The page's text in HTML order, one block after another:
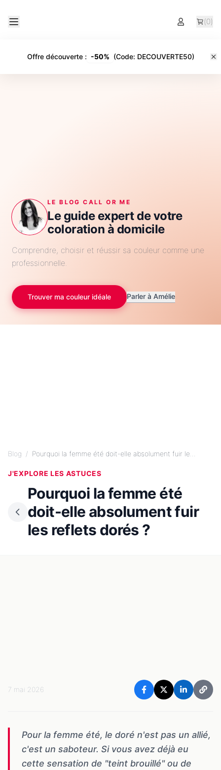
(0)
Offre découverte: -50% (Code: DECOUVERTE50)
LE BLOG CALL OR ME
Le guide expert de votre
coloration à domicile
Comprendre, choisir et réussir sa couleur comme une
professionnelle.
Trouver ma couleur idéale Parler à Amélie
Blog / Pourquoi la femme été doit-elle absolument fuir le...
J'EXPLORE LES ASTUCES
Pourquoi la femme été
doit-elle absolument fuir
les reflets dorés ?
7 mai 2026
Pour la femme été, le doré n'est pas un allié,
c'est un saboteur. Si vous avez déjà eu
cette sensation de "teint brouillé" ou de